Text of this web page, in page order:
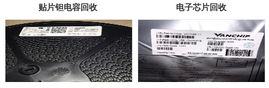
贴片钽电容回收 电子芯片回收